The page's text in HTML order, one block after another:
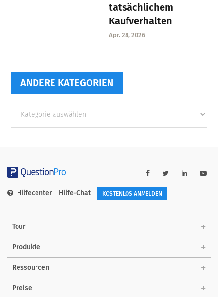
tatsächlichem
Kaufverhalten
Apr. 28, 2026
ANDERE KATEGORIEN
Kategorien
Hilfecenter Hilfe-Chat KOSTENLOS ANMELDEN
Tour
Produkte
Ressourcen
Preise